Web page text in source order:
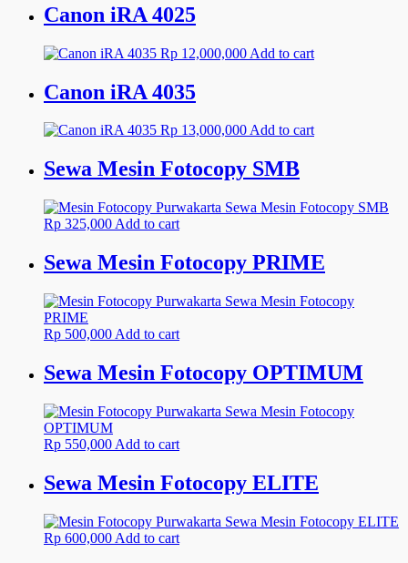
Canon iRA 4025
Rp 12,000,000 Add to cart
Canon iRA 4035
Rp 13,000,000Add to cart
Sewa Mesin Fotocopy SMB
Rp 325,000 Add to cart
Sewa Mesin Fotocopy PRIME
Rp 500,000 Add to cart
Sewa Mesin Fotocopy OPTIMUM
Rp 550,000 Add to cart
Sewa Mesin Fotocopy ELITE
Rp 600,000 Add to cart